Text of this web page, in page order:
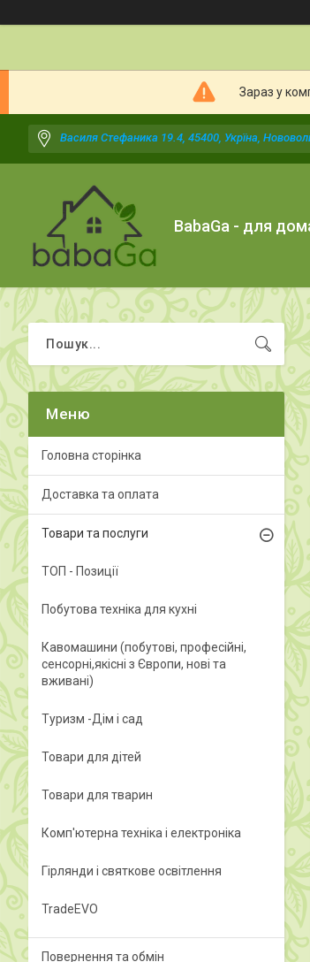
Зараз у
Василя Стефаника 19.4, 45400, Укрїна,
BabaGa - для
Головна сторінка
Доставка та оплата
Товари та послуги
ТОП - Позиції
Побутова техніка для кухні
Кавомашини (побутові, професійні,
сенсорні,якісні з Європи, нові та
вживані)
Туризм -Дім і сад
Товари для дітей
Товари для тварин
Комп'ютерна техніка і електроніка
Гірлянди і святкове освітлення
TradeEVO
Повернення та обмін